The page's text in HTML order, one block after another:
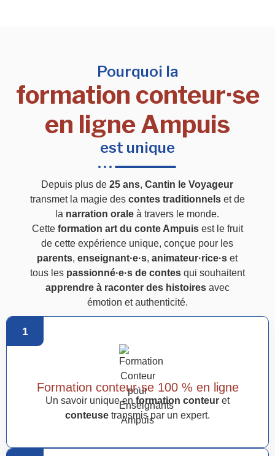
Pourquoi la
formation conteur·se
en ligne Ampuis
est unique
Depuis plus de25 ans,Cantin le Voyageur
transmet la magie des contes traditionnelset de
la narration orale à travers le monde.
Cette formation art du conte Ampuisest le fruit
de cette expérience unique, conçue pour les
parents,enseignant·e·s,animateur·rice·s et
tous les passionné·e·s de contesqui souhaitent
apprendre à raconter des histoiresavec
émotion et authenticité.
1
Formation conteur·se 100 % en ligne
Un savoir unique en formation conteur et
conteuse transmis par un expert.